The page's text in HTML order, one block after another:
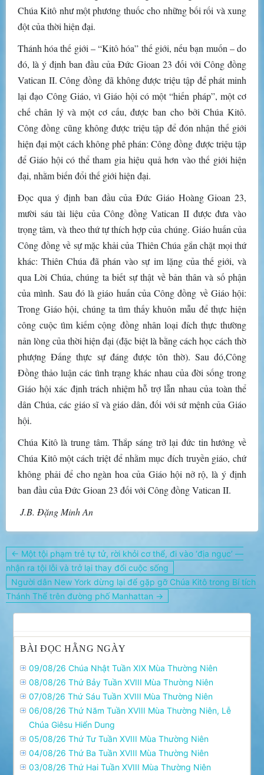
Chúa Kitô như một phương thuốc cho những bối rối và xung
đột của thời hiện đại.
Thánh hóa thế giới – “Kitô hóa” thế giới, nếu bạn muốn – do
đó, là ý định ban đầu của Đức Gioan 23 đối với Công đồng
Vatican II. Công đồng đã không được triệu tập để phát minh
lại đạo Công Giáo, vì Giáo hội có một “hiến pháp”, một cơ
chế chân lý và một cơ cấu, được ban cho bởi Chúa Kitô.
Công đồng cũng không được triệu tập để đón nhận thế giới
hiện đại một cách không phê phán: Công đồng được triệu tập
để Giáo hội có thể tham gia hiệu quả hơn vào thế giới hiện
đại, nhằm biến đổi thế giới hiện đại.
Đọc qua ý định ban đầu của Đức Giáo Hoàng Gioan 23,
mười sáu tài liệu của Công đồng Vatican II được đưa vào
trọng tâm, và theo thứ tự thích hợp của chúng. Giáo huấn của
Công đồng về sự mặc khải của Thiên Chúa gắn chặt mọi thứ
khác: Thiên Chúa đã phán vào sự im lặng của thế giới, và
qua Lời Chúa, chúng ta biết sự thật về bản thân và số phận
của mình. Sau đó là giáo huấn của Công đồng về Giáo hội:
Trong Giáo hội, chúng ta tìm thấy khuôn mẫu để thực hiện
công cuộc tìm kiếm cộng đồng nhân loại đích thực thường
nản lòng của thời hiện đại (đặc biệt là bằng cách học cách thờ
phượng Đấng thực sự đáng được tôn thờ). Sau đó,Công
Đồng thảo luận các tình trạng khác nhau của đời sống trong
Giáo hội xác định trách nhiệm hỗ trợ lẫn nhau của toàn thể
dân Chúa, các giáo sĩ và giáo dân, đối với sứ mệnh của Giáo
hội.
Chúa Kitô là trung tâm. Thắp sáng trở lại đức tin hướng về
Chúa Kitô một cách triệt để nhằm mục đích truyền giáo, chứ
không phải để cho ngàn hoa của Giáo hội nở rộ, là ý định
ban đầu của Đức Gioan 23 đối với Công đồng Vatican II.
J.B. Đặng Minh An
Điều
hướng
bài
viết
← Một tội phạm trẻ tự tử, rời khỏi cơ thể, đi vào ‘địa ngục’ —
nhận ra tội lỗi và trở lại thay đổi cuộc sống
Người dân New York dừng lại để gặp gỡ Chúa Kitô trong Bí tích
Thánh Thể trên đường phố Manhattan →
BÀI ĐỌC HẰNG NGÀY
09/08/26 Chúa Nhật Tuần XIX Mùa Thường Niên
08/08/26 Thứ Bảy Tuần XVIII Mùa Thường Niên
07/08/26 Thứ Sáu Tuần XVIII Mùa Thường Niên
06/08/26 Thứ Năm Tuần XVIII Mùa Thường Niên, Lễ
Chúa Giêsu Hiển Dung
05/08/26 Thứ Tư Tuần XVIII Mùa Thường Niên
04/08/26 Thứ Ba Tuần XVIII Mùa Thường Niên
03/08/26 Thứ Hai Tuần XVIII Mùa Thường Niên